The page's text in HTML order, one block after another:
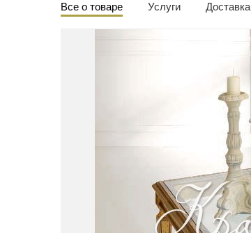
Все о товаре Услуги Доставка